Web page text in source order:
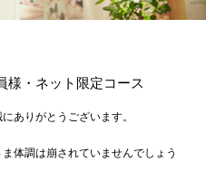
様・ネット限定コース
ありがとうございます。
体調は崩されていませんでしょう